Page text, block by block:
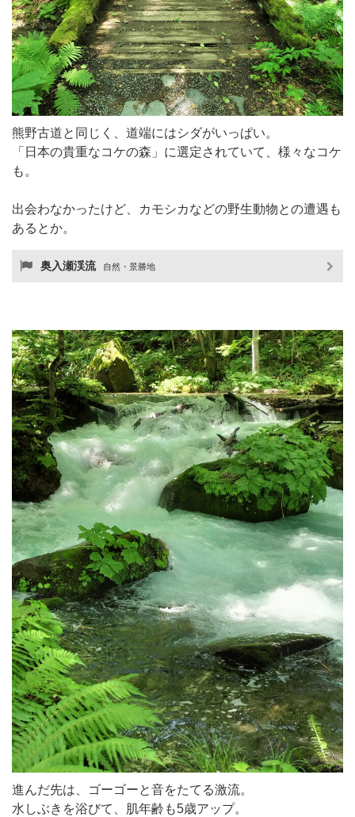
熊野古道と同じく、道端にはシダがいっぱい。
「日本の貴重なコケの森」に選定されていて、様々なコケ
も。
出会わなかったけど、カモシカなどの野生動物との遭遇も
あるとか。
奥入瀬渓流 自然・景勝地
進んだ先は、ゴーゴーと音をたてる激流。
水しぶきを浴びて、肌年齢も5歳アップ。